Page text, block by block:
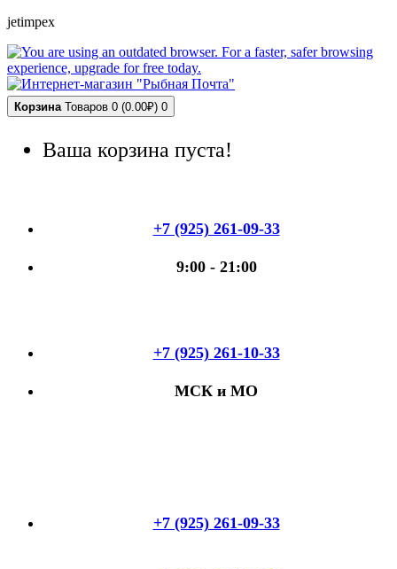
jetimpex
Корзина Товаров 0 (0.00₽) 0
Ваша корзина пуста!
+7 (925) 261-09-33
9:00 - 21:00
+7 (925) 261-10-33
МСК и МО
+7 (925) 261-09-33